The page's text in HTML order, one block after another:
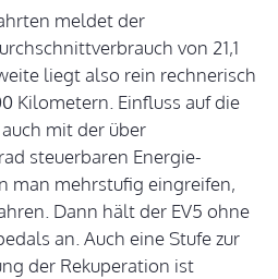
meldet der
von 21,1
liegt also rein rechnerisch
Kilometern. Einfluss auf die
mit der über
steuerbaren Energie-
man mehrstufig eingreifen,
Dann hält der EV5 ohne
an. Auch eine Stufe zur
der Rekuperation ist